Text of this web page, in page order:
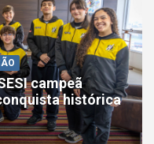
campeã
histórica